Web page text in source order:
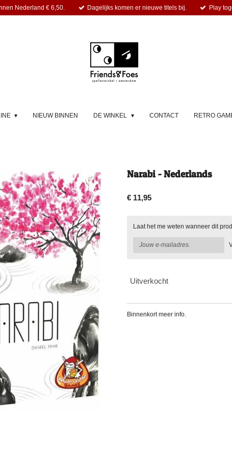
Nederland € 6,50. Dagelijks komen er nieuwe titels bij. Play
NIEUW BINNEN DE WINKEL CONTACT RETRO
Narabi - Nederlands
€ 11,95
Laat het me weten wanneer dit
Uitverkocht
Binnenkort meer info.